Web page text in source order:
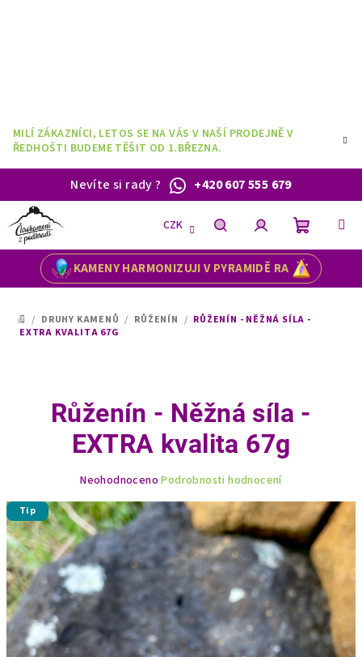
MILÍ ZÁKAZNÍCI, LETOS SE NA VÁS V NAŠÍ PRODEJNĚ V
ŘEDHOŠTI BUDEME TĚŠIT OD 1.BŘEZNA.
Nevíte si rady? +420 607 555 679
KAMENY HARMONIZUJI V PYRAMIDĚ RA
CZK
HledatPřihlášeníNákupní
DOMŮ
/ DRUHY KAMENŮ / RŮŽENÍN / RŮŽENÍN - NĚŽNÁ SÍLA -
EXTRA KVALITA 67G
Růženín - Něžná síla -
EXTRA kvalita 67g
produktu
je
0,0
z
5
hvězdiček.
Neohodnoceno Podrobnosti hodnocení
Tip